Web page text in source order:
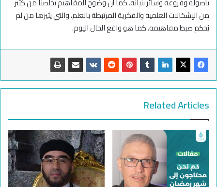
من الإشكالات العلمية والفكرية المرتبطة بالعلم، والتي يثيرها من لم
يُحكم ضبط مفاهيمه، كما هو واقع الحال اليوم.
Related Articles